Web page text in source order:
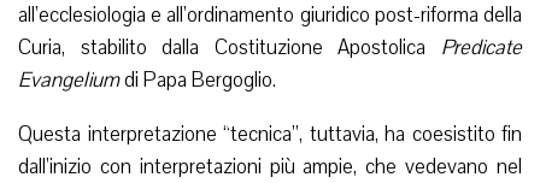
all’ecclesiologia e all’ordinamento giuridico post-riforma della
Curia, stabilito dalla Costituzione Apostolica Predicate
Evangeliumdi Papa Bergoglio.
Questa interpretazione “tecnica”, tuttavia, ha coesistito fin
dall’inizio con interpretazioni più ampie, che vedevano nel